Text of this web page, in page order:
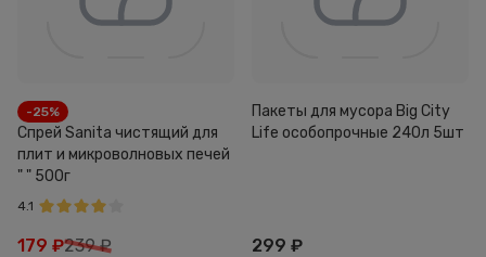
-25%
Спрей Sanita чистящий для
плит и микроволновых печей
" " 500г
4.1
179 ₽239 ₽
Пакеты для мусора Big City
Life особопрочные 240л 5шт
299 ₽